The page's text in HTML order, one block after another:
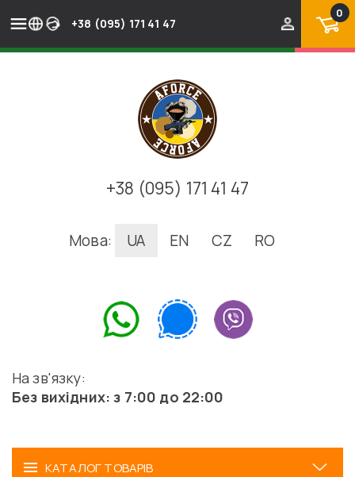
+38 (095) 171 41 47
0
+38 (095) 171 41 47
Мова: UA EN CZ RO
На зв'язку:
Без вихідних: з 7:00 до 22:00
КАТАЛОГ ТОВАРІВ